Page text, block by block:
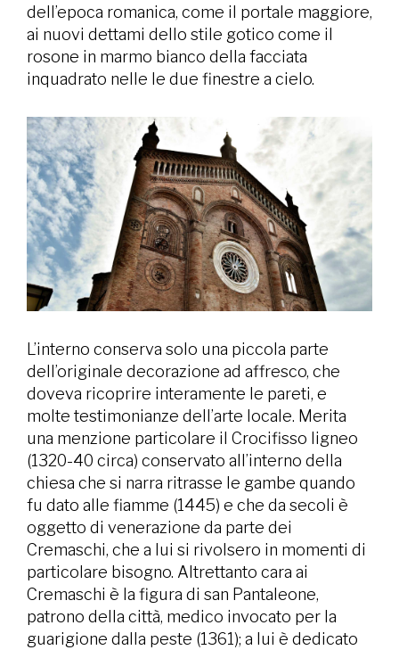
dell’epoca romanica, come il portale maggiore,
ai nuovi dettami dello stile gotico come il
rosone in marmo bianco della facciata
inquadrato nelle le due finestre a cielo.
L’interno conserva solo una piccola parte
dell’originale decorazione ad affresco, che
doveva ricoprire interamente le pareti, e
molte testimonianze dell’arte locale. Merita
una menzione particolare il Crocifisso ligneo
(1320-40 circa) conservato all’interno della
chiesa che si narra ritrasse le gambe quando
fu dato alle fiamme (1445) e che da secoli è
oggetto di venerazione da parte dei
Cremaschi, che a lui si rivolsero in momenti di
particolare bisogno. Altrettanto cara ai
Cremaschi è la figura di san Pantaleone,
patrono della città, medico invocato per la
guarigione dalla peste (1361); a lui è dedicato